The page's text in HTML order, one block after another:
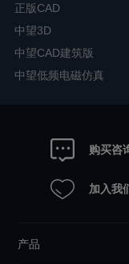
正版CAD
中望3D
中望CAD建筑版
中望低频电磁仿真
购买咨
加入我
产品